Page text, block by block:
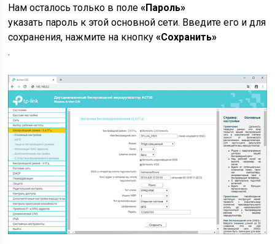
Нам осталось только в поле«Пароль»
указать пароль к этой основной сети. Введите его и для
сохранения, нажмите на кнопку«Сохранить»
.